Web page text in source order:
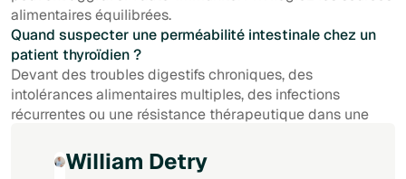
alimentaires équilibrées.
Quand suspecter une perméabilité intestinale chez un
patient thyroïdien ?
Devant des troubles digestifs chroniques, des
intolérances alimentaires multiples, des infections
récurrentes ou une résistance thérapeutique dans une
William Detry